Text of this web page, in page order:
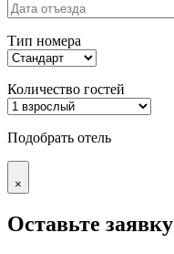
Тип номера
Количество гостей
Подобрать отель
×
Оставьте заявку